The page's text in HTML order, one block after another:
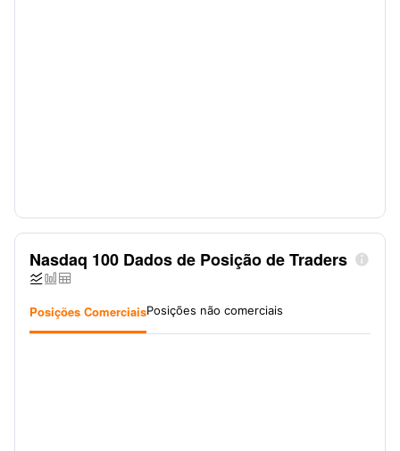
Nasdaq 100 Dados de Posição de Traders 
 
Posições ComerciaisPosições não comerciais